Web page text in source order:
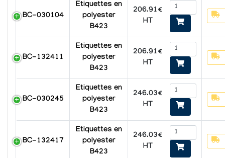
BC-030104
Etiquettes en
polyester
B423
206.91€
HT
BC-132411
Etiquettes en
polyester
B423
206.91€
HT
BC-030245
Etiquettes en
polyester
B423
246.03€
HT
BC-132417
Etiquettes en
polyester
B423
246.03€
HT